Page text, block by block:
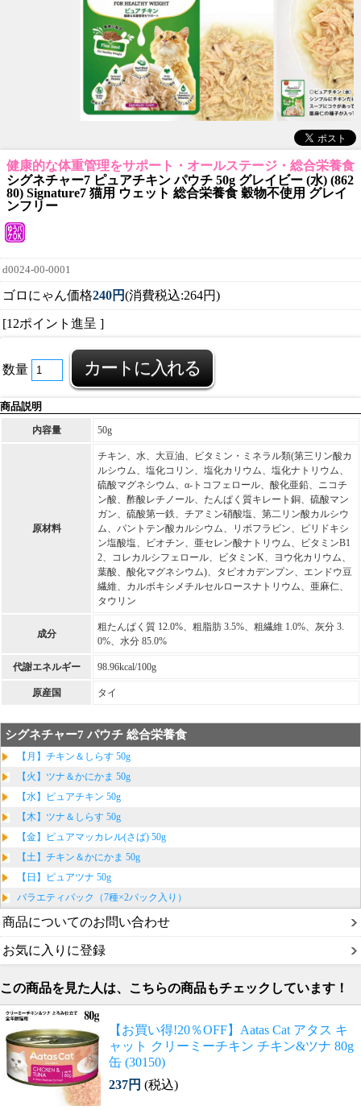
健康的な体重管理をサポート・オールステージ・総合栄養食
シグネチャー7 ピュアチキン パウチ 50g グレイビー (水) (862
80) Signature7 猫用 ウェット 総合栄養食 穀物不使用 グレイ
ンフリー
d0024-00-0001
ゴロにゃん価格240円(消費税込:264円)
[12ポイント進呈 ]
数量
商品説明
内容量 50g
原材料
チキン、水、大豆油、ビタミン・ミネラル類(第三リン酸カ
ルシウム、塩化コリン、塩化カリウム、塩化ナトリウム、
硫酸マグネシウム、α-トコフェロール、酸化亜鉛、ニコチ
ン酸、酢酸レチノール、たんぱく質キレート銅、硫酸マン
ガン、硫酸第一鉄、チアミン硝酸塩、第二リン酸カルシウ
ム、パントテン酸カルシウム、リボフラビン、ピリドキシ
ン塩酸塩、ビオチン、亜セレン酸ナトリウム、ビタミンB1
2、コレカルシフェロール、ビタミンK、ヨウ化カリウム、
葉酸、酸化マグネシウム)、タピオカデンプン、エンドウ豆
繊維、カルボキシメチルセルロースナトリウム、亜麻仁、
タウリン
成分
粗たんぱく質 12.0%、粗脂肪 3.5%、粗繊維 1.0%、灰分 3.
0%、水分 85.0%
代謝エネルギー 98.96kcal/100g
原産国 タイ
シグネチャー7 パウチ 総合栄養食
【月】チキン＆しらす 50g
【火】ツナ＆かにかま 50g
【水】ピュアチキン 50g
【木】ツナ＆しらす 50g
【金】ピュアマッカレル(さば) 50g
【土】チキン＆かにかま 50g
【日】ピュアツナ 50g
バラエティパック（7種×2パック入り）
商品についてのお問い合わせ
お気に入りに登録
この商品を見た人は、こちらの商品もチェックしています！
【お買い得!20％OFF】Aatas Cat アタス キ
ャット クリーミーチキン チキン&ツナ 80g
缶 (30150)
237円 (税込)